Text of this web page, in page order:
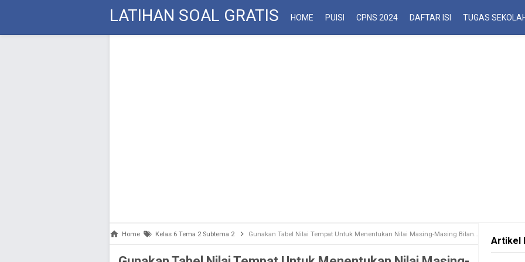
LATIHAN SOAL GRATIS HOME PUISI CPNS 2024 DAFTAR ISI TUGAS
Home Kelas 6 Tema 2 Subtema 2 Gunakan Tabel Nilai Tempat Untuk Menentukan Nilai Masing-Masing Bilangan berikut!
Artikel